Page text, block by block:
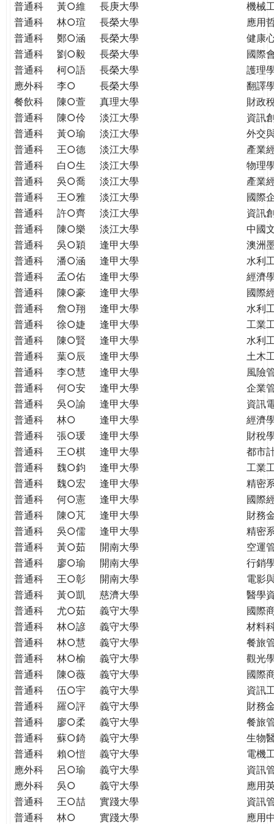
普通科 黃○維 長庚大學
機械
普通科
林○瑄 長榮大學
應用
普通科
鄭○涵 長榮大學
健康
普通科
劉○毅 長榮大學
國際
普通科
柯○語 長榮大學
護理
應外科
李○ 長榮大學
翻譯
餐飲科
陳○萱 真理大學
財政
普通科
陳○伶 淡江大學
資訊
普通科
黃○瑜 淡江大學
外交
普通科
王○德 淡江大學
產業
普通科
白○生 淡江大學
物理
普通科
吳○喬 淡江大學
產業
普通科
王○雅 淡江大學
國際
普通科
許○齊 淡江大學
資訊
普通科
陳○樂 淡江大學
中國
普通科
吳○穎 逢甲大學
澳洲
普通科
潘○涵 逢甲大學
水利
普通科
孟○佑 逢甲大學
經濟
普通科
陳○豪 逢甲大學
國際
普通科
詹○翔 逢甲大學
水利
普通科
徐○婕 逢甲大學
工業
普通科
陳○賢 逢甲大學
水利
普通科
葉○辰 逢甲大學
土木
普通科
李○慧 逢甲大學
風險
普通科
何○安 逢甲大學
企業
普通科
吳○諭 逢甲大學
資訊
普通科
林○ 逢甲大學
經濟
普通科
張○瑗 逢甲大學
財稅
普通科
王○棋 逢甲大學
都市
普通科
魏○鈞 逢甲大學
工業
普通科
魏○宏 逢甲大學
精密
普通科
何○憲 逢甲大學
國際
普通科
陳○芃 逢甲大學
財務
普通科
吳○儒 逢甲大學
精密
普通科
黃○茹 開南大學
空運
普通科
廖○瑜 開南大學
行銷
普通科
王○彰 開南大學
電影
普通科
黃○凱 慈濟大學
醫學
普通科
尤○茹 義守大學
國際
普通科
林○諺 義守大學
材料
普通科
林○慧 義守大學
餐旅
普通科
林○榆 義守大學
觀光
普通科
陳○薇 義守大學
國際
普通科
伍○宇 義守大學
資訊
普通科
羅○評 義守大學
財務
普通科
廖○柔 義守大學
餐旅
普通科
蘇○錡 義守大學
生物
普通科
賴○愷 義守大學
電機
應外科
呂○瑜 義守大學
資訊
應外科
吳○ 義守大學
應用
普通科
王○喆 實踐大學
資訊
普通科
林○ 實踐大學
應用